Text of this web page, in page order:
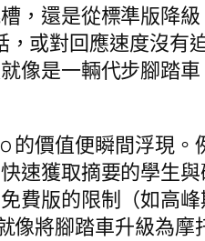
，還是從標準版降
或對回應速度沒有
像是一輛代步腳踏
價值便瞬間浮現。
速獲取摘要的學生
費版的限制（如高
像將腳踏車升級為